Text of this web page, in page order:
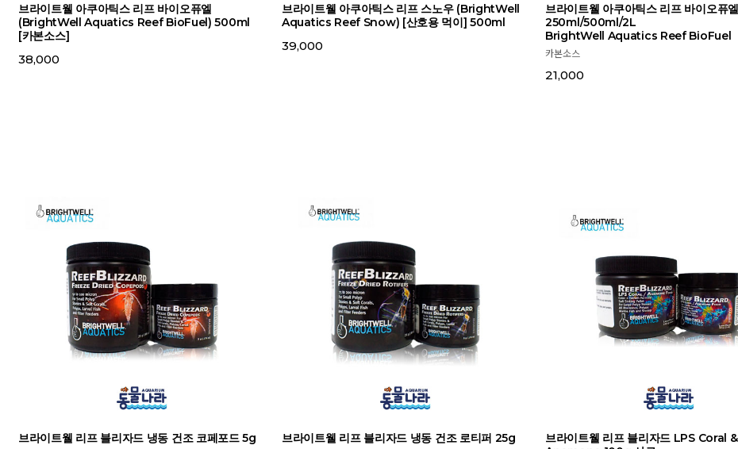
브라이트웰 아쿠아틱스 리프 바이오퓨엘
(BrightWell Aquatics Reef BioFuel) 500ml
[카본소스]
38,000
브라이트웰 아쿠아틱스 리프 스노우 (BrightWell
Aquatics Reef Snow) [산호용 먹이] 500ml
39,000
브라이트웰 아쿠아틱스 리프 바이오퓨엘
250ml/500ml/2L
BrightWell Aquatics Reef BioFuel
카본소스
21,000
브라이트웰 리프 블리자드 냉동 건조 코페포드 5g 브라이트웰 리프 블리자드 냉동 건조 로티퍼 25g
브라이트웰 리프 블리자드 LPS Coral &